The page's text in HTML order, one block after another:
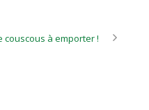
couscous à emporter !